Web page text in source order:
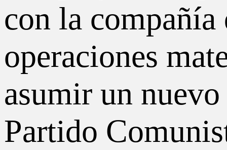
con la compañía
operaciones
asumir un
Partido